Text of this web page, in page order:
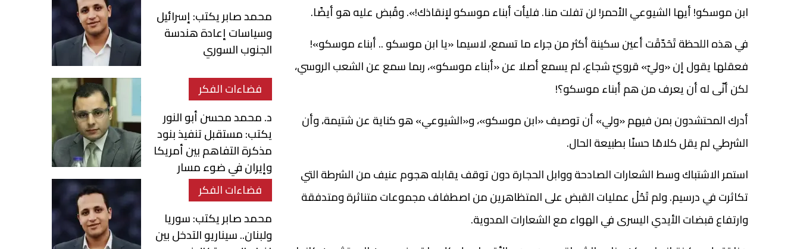
ابن موسكو! أيها الشيوعي الأحمر! لن تفلت منا. فليأت أبناء موسكو لإنقاذك!». وقُبض عليه هو أيضًا.
في هذه اللحظة تَحَدّقَت أعين سكينة أكثر من جراء ما تسمع، لاسيما «يا ابن موسكو .. أبناء موسكو»!
فعقلها يقول إن «وليّ» قرويّ شجاع، لم يسمع أصلا عن «أبناء موسكو»، ربما سمع عن الشعب الروسي،
لكن أنّى له أن يعرف من هم أبناء موسكو؟!
أدرك المحتشدون بمن فيهم «ولي» أن توصيف «ابن موسكو»، و«الشيوعي» هو كناية عن شتيمة، وأن
الشرطي لم يقل كلامًا حسنًا بطبيعة الحال.
استمر الاشتباك وسط الشعارات الصادحة ووابل الحجارة دون توقف يقابله هجوم عنيف من الشرطة التي
تكاثرت في درسيم. ولم تَحُلْ عمليات القبض على المتظاهرين من اصطفاف مجموعات متناثرة ومتدفقة
وارتفاع قبضات الأيدي اليسرى في الهواء مع الشعارات المدوية.
محمد صابر يكتب: إسرائيل
وسياسات إعادة هندسة
الجنوب السوري
فضاءات الفكر
د. محمد محسن أبو النور
يكتب: مستقبل تنفيذ بنود
مذكرة التفاهم بين أمريكا
وإيران في ضوء مسار
المفاوضات
فضاءات الفكر
محمد صابر يكتب: سوريا
ولبنان.. سيناريو التدخل بين